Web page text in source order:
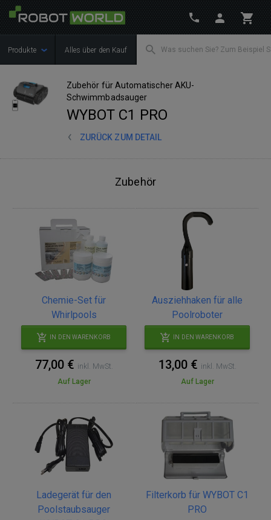
Produkte Alles über den Kauf
Zubehör für Automatischer AKU-
Schwimmbadsauger
WYBOT C1 PRO
ZURÜCK ZUM DETAIL
Zubehör
Chemie-Set für
Whirlpools
IN DEN WARENKORB
77,00 € inkl. MwSt.
Auf Lager
Ausziehhaken für alle
Poolroboter
IN DEN WARENKORB
13,00 € inkl. MwSt.
Auf Lager
Ladegerät für den
Poolstaubsauger
Filterkorb für WYBOT C1
PRO